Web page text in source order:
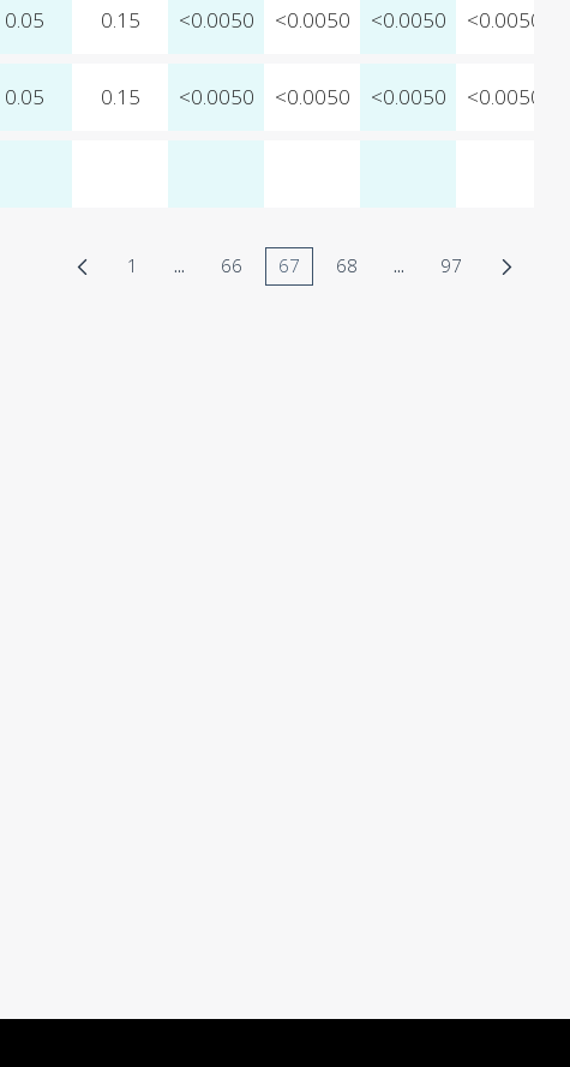
0.05 0.15 <0.0050 <0.0050 <0.0050 <0.0050
0.05 0.15 <0.0050 <0.0050 <0.0050 <0.0050
Página
1 ...Páginas intermedias Use TAB para
Página
66 Página
67 Página
68 ...PáginasPágina
97